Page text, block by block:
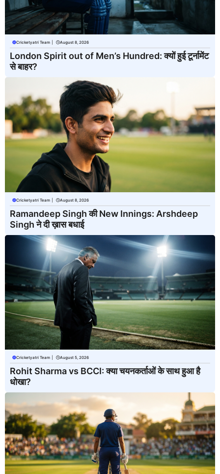
Cricketyatri Team August 8, 2026
London Spirit out of Men’s Hundred: क्यों हुई टूर्नामेंट
से बाहर?
Cricketyatri Team August 8, 2026
Ramandeep Singh की New Innings: Arshdeep
Singh ने दी ख़ास बधाई
Cricketyatri Team August 5, 2026
Rohit Sharma vs BCCI: क्या चयनकर्ताओं के साथ हुआ है
धोखा?